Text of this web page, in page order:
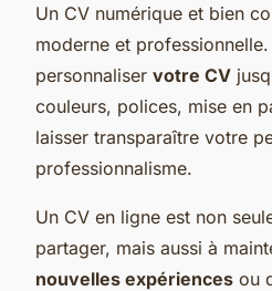
Un CV numérique et bien
moderne et
personnaliser votre CV
couleurs, polices, mise en
laisser transparaître votre
professionnalisme.
Un CV en ligne est non
partager, mais aussi à
nouvelles expériences ou